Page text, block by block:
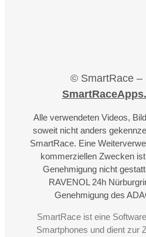
© SmartRace –
Alle verwendeten Videos,
soweit nicht anders
SmartRace. Eine
kommerziellen Zwecken
Genehmigung nicht
RAVENOL 24h
Genehmigung des
SmartRace ist eine
Smartphones und dient zur